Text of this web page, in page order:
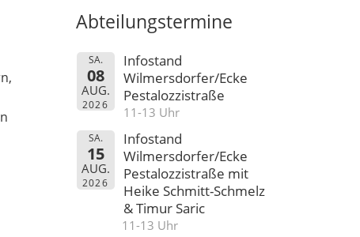
Abteilungstermine
SA.
08
AUG.
2026
Infostand
Wilmersdorfer/Ecke
Pestalozzistraße
11-13 Uhr
SA.
15
AUG.
2026
Infostand
Wilmersdorfer/Ecke
Pestalozzistraße mit
Heike Schmitt-Schmelz
& Timur Saric
11-13 Uhr